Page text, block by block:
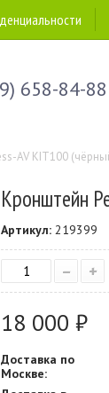
658-84-88
AV KIT100
Кронштейн
Артикул: 219399
– +
18 000 ₽
Доставка по
Москве: